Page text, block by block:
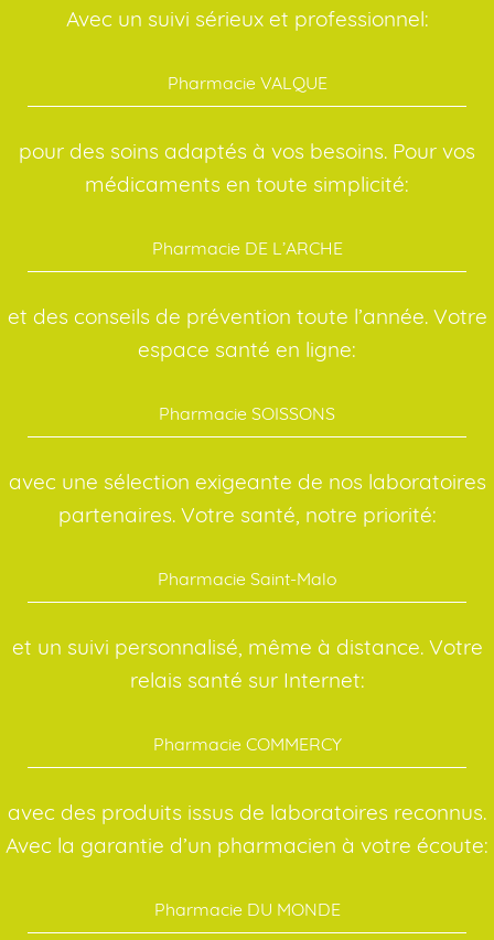
Avec un suivi sérieux et professionnel:
Pharmacie VALQUE
pour des soins adaptés à vos besoins. Pour vos
médicaments en toute simplicité:
Pharmacie DE L’ARCHE
et des conseils de prévention toute l’année. Votre
espace santé en ligne:
Pharmacie SOISSONS
avec une sélection exigeante de nos laboratoires
partenaires. Votre santé, notre priorité:
Pharmacie Saint-Malo
et un suivi personnalisé, même à distance. Votre
relais santé sur Internet:
Pharmacie COMMERCY
avec des produits issus de laboratoires reconnus.
Avec la garantie d’un pharmacien à votre écoute:
Pharmacie DU MONDE